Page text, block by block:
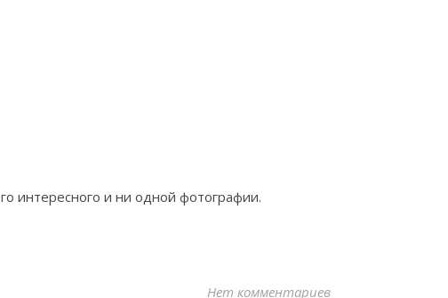
интересного и ни одной фотографии.
Нет комментариев